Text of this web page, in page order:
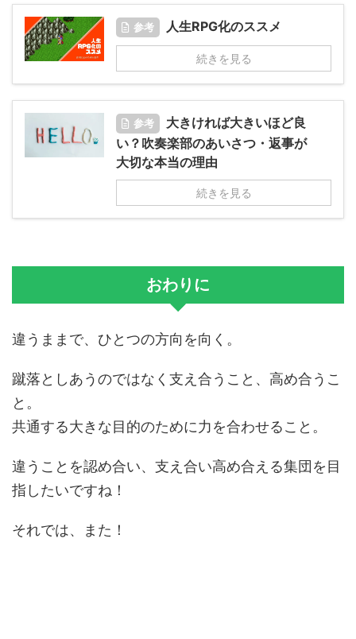
参考 人生RPG化のススメ
続きを見る
参考
大きければ大きいほど良
い？吹奏楽部のあいさつ・返事が
大切な本当の理由
続きを見る
おわりに
違うままで、ひとつの方向を向く。
蹴落としあうのではなく支え合うこと、高め合うこ
と。
共通する大きな目的のために力を合わせること。
違うことを認め合い、支え合い高め合える集団を目
指したいですね！
それでは、また！